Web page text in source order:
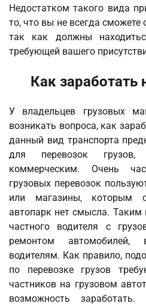
Недостатком такого вида
то, что вы не всегда сможете
так как должны
требующей вашего
Как заработать
У владельцев грузовых
возникать вопроса, как
данный вид транспорта
для перевозок
коммерческим. Очень
грузовых перевозок
или магазины, которым
автопарк нет смысла. Таким
частного водителя с
ремонтом автомобилей,
водителям. Как правило,
по перевозке грузов
частников на грузовом
возможность